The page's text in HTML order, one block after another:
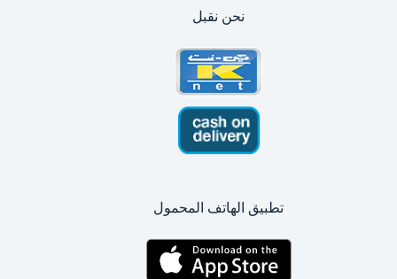
نحن نقبل
تطبيق الهاتف المحمول